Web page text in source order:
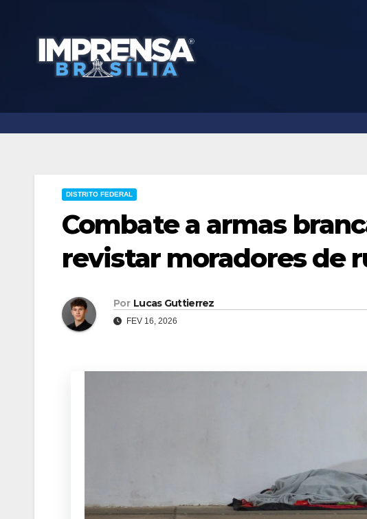
DISTRITO FEDERAL
Combate a armas
revistar moradores de
Por Lucas Guttierrez
FEV 16, 2026